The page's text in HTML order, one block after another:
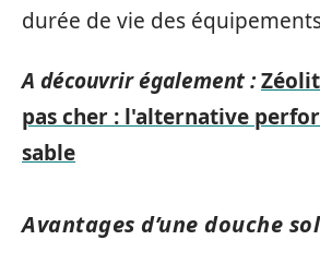
durée de vie des
A découvrir également :
pas cher : l'alternative
sable
Avantages d’une douche